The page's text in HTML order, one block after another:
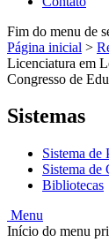
Fim do menu de
Página inicial >
Licenciatura em
Congresso de
Sistemas
Sistema de
Sistema de
Bibliotecas
Menu
Início do menu